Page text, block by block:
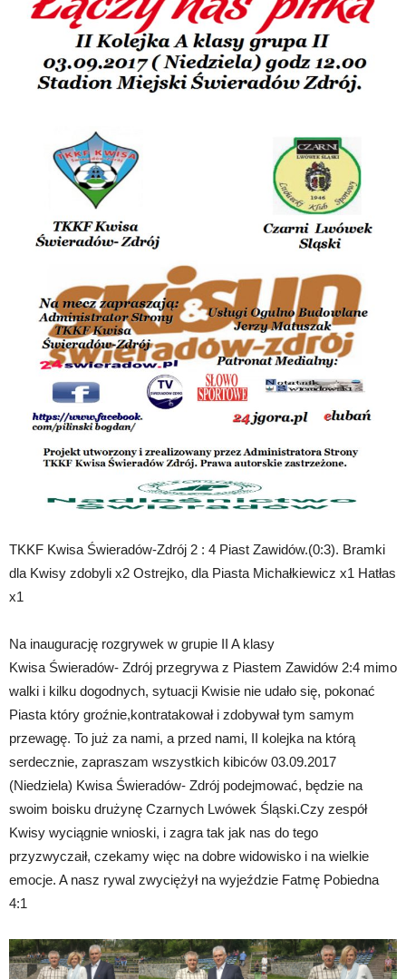
TKKF Kwisa Świeradów-Zdrój 2 : 4 Piast Zawidów.(0:3). Bramki
dla Kwisy zdobyli x2 Ostrejko, dla Piasta Michałkiewicz x1 Hatłas
x1
Na inaugurację rozgrywek w grupie II A klasy
Kwisa Świeradów- Zdrój przegrywa z Piastem Zawidów 2:4 mimo
walki i kilku dogodnych, sytuacji Kwisie nie udało się, pokonać
Piasta który groźnie,kontratakował i zdobywał tym samym
przewagę. To już za nami, a przed nami, II kolejka na którą
serdecznie, zapraszam wszystkich kibiców 03.09.2017
(Niedziela) Kwisa Świeradów- Zdrój podejmować, będzie na
swoim boisku drużynę Czarnych Lwówek Śląski.Czy zespół
Kwisy wyciągnie wnioski, i zagra tak jak nas do tego
przyzwyczaił, czekamy więc na dobre widowisko i na wielkie
emocje. A nasz rywal zwyciężył na wyjeździe Fatmę Pobiedna
4:1